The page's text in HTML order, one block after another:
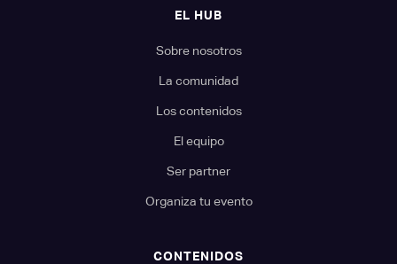
EL HUB
Sobre nosotros
La comunidad
Los contenidos
El equipo
Ser partner
Organiza tu evento
CONTENIDOS